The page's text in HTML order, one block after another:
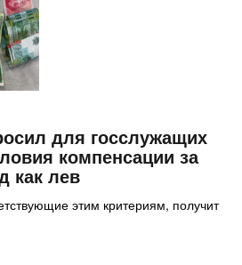
для госслужащих
компенсации за
как лев
этим критериям, получит